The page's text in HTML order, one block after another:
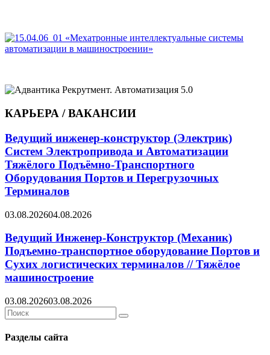
КАРЬЕРА / ВАКАНСИИ
Ведущий инженер-конструктор (Электрик)
Систем Электропривода и Автоматизации
Тяжёлого Подъёмно-Транспортного
Оборудования Портов и Перегрузочных
Терминалов
03.08.202604.08.2026
Ведущий Инженер-Конструктор (Механик)
Подъемно-транспортное оборудование Портов и
Сухих логистических терминалов // Тяжёлое
машиностроение
03.08.202603.08.2026
Search
for:
Search
Разделы сайта